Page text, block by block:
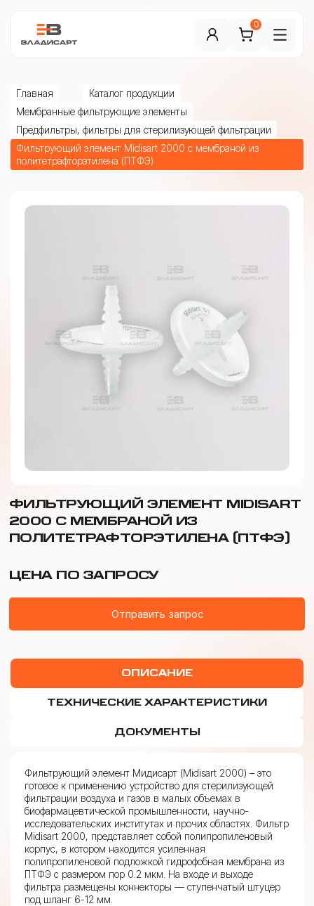
0
Главная
Каталог продукции
Мембранные фильтрующие элементы
Предфильтры, фильтры для стерилизующей фильтрации
Фильтрующий элемент Midisart 2000 с мембраной из
политетрафторэтилена (ПТФЭ)
ФИЛЬТРУЮЩИЙ ЭЛЕМЕНТ MIDISART
2000 С МЕМБРАНОЙ ИЗ
ПОЛИТЕТРАФТОРЭТИЛЕНА (ПТФЭ)
ЦЕНА ПО ЗАПРОСУ
Отправить запрос
ОПИСАНИЕ
ТЕХНИЧЕСКИЕ ХАРАКТЕРИСТИКИ
ДОКУМЕНТЫ
Фильтрующий элемент Мидисарт (Midisart 2000) – это
готовое к применению устройство для стерилизующей
фильтрации воздуха и газов в малых объемах в
биофармацевтической промышленности, научно-
исследовательских институтах и прочих областях. Фильтр
Midisart 2000, представляет собой полипропиленовый
корпус, в котором находится усиленная
полипропиленовой подложкой гидрофобная мембрана из
ПТФЭ с размером пор 0.2 мкм. На входе и выходе
фильтра размещены коннекторы — ступенчатый штуцер
под шланг 6-12 мм.